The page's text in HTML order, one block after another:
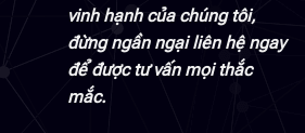
vinh hạnh của chúng tôi,
đừng ngần ngại liên hệ ngay
để được tư vấn mọi thắc
mắc.